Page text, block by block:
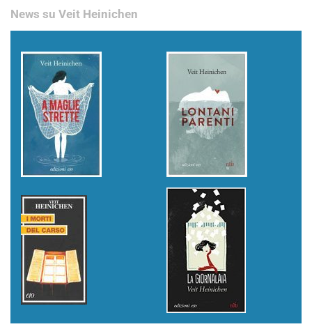
News su Veit Heinichen